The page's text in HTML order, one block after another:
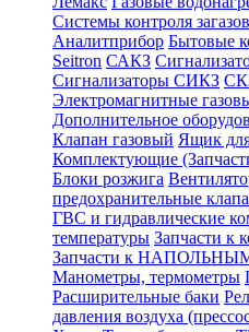
Системы контроля
Аналитприбор Бытовые
Seitron САКЗ
Сигнализаторы СИКЗ
Электромагнитные
Дополнительное
Клапан газовый Ящик
Комплектующие
Блоки розжига
предохранительные
ГВС и гидравлические
температуры Запчасти к
Запчасти к
Манометры, термометры
Расширительные баки
давления воздуха